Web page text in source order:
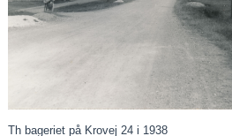
Th bageriet på Krovej 24 i 1938